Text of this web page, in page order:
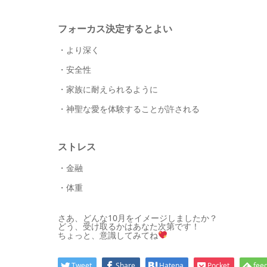
フォーカス決定するとよい
・より深く
・安全性
・家族に耐えられるように
・神聖な愛を体験することが許される
ストレス
・金融
・体重
さあ、どんな10月をイメージしましたか？
どう、受け取るかはあなた次第です！
ちょっと、意識してみてね